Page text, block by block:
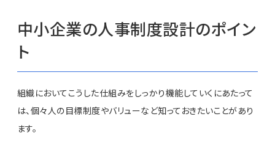
中小企業の人事制度設計のポイン
ト
組織においてこうした仕組みをしっかり機能していくにあたって
は、個々人の目標制度やバリューなど知っておきたいことがあり
ます。